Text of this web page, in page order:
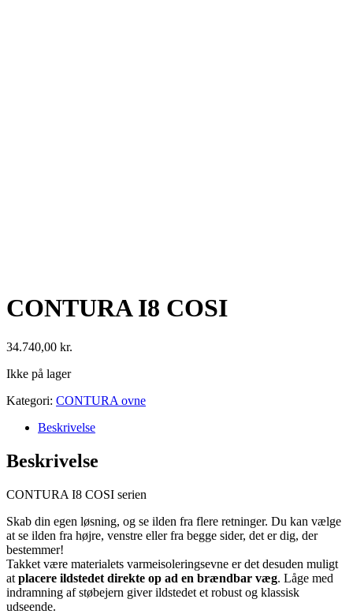
CONTURA I8 COSI
34.740,00 kr.
Ikke på lager
Kategori: CONTURA ovne
Beskrivelse
Beskrivelse
CONTURA I8 COSI serien
Skab din egen løsning, og se ilden fra flere retninger. Du kan vælge
at se ilden fra højre, venstre eller fra begge sider, det er dig, der
bestemmer!
Takket være materialets varmeisoleringsevne er det desuden muligt
at placere ildstedet direkte op ad en brændbar væg. Låge med
indramning af støbejern giver ildstedet et robust og klassisk
udseende.